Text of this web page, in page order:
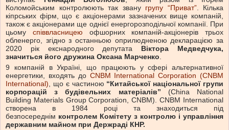
Коломойським контролюють так звану групу “Приват”. Кілька
кіпрських фірм, що є акціонерами зазначених вище компаній,
також є акціонерами ще однієї енергорозподільчої компанії. При
цьому співвласницею офшорних компаній-акціонерів трьох
обленерго, згідно з останньою оприлюдненою декларацією за
2020 рік екснародного депутата Віктора Медведчука,
значиться його дружина Оксана Марченко
9 компаній в Україні, що працюють у сфері альтернативної
енергетики, входять до CNBM International Corporation (CNBM
International) , що є частиною “Китайської національної групи
корпорацій з будівельних матеріалів” (China National
Building Materials Group Corporation, CNBM). CNBM International
створена в 1984 році та знаходиться під
безпосереднім контролем Комітету з контролю і управління
державним майном при Держраді КНР.